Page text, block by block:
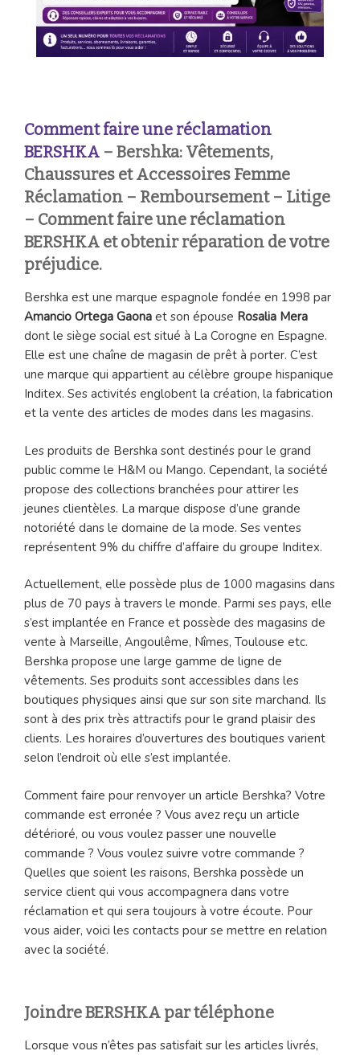
Comment faire une réclamation
BERSHKA – Bershka: Vêtements,
Chaussures et Accessoires Femme
Réclamation – Remboursement – Litige
– Comment faire une réclamation
BERSHKA et obtenir réparation de votre
préjudice.
Bershka est une marque espagnole fondée en 1998 par
Amancio Ortega Gaona et son épouse Rosalia Mera
dont le siège social est situé à La Corogne en Espagne.
Elle est une chaîne de magasin de prêt à porter. C’est
une marque qui appartient au célèbre groupe hispanique
Inditex. Ses activités englobent la création, la fabrication
et la vente des articles de modes dans les magasins.
Les produits de Bershka sont destinés pour le grand
public comme le H&M ou Mango. Cependant, la société
propose des collections branchées pour attirer les
jeunes clientèles. La marque dispose d’une grande
notoriété dans le domaine de la mode. Ses ventes
représentent 9% du chiffre d’affaire du groupe Inditex.
Actuellement, elle possède plus de 1000 magasins dans
plus de 70 pays à travers le monde. Parmi ses pays, elle
s’est implantée en France et possède des magasins de
vente à Marseille, Angoulême, Nîmes, Toulouse etc.
Bershka propose une large gamme de ligne de
vêtements. Ses produits sont accessibles dans les
boutiques physiques ainsi que sur son site marchand. Ils
sont à des prix très attractifs pour le grand plaisir des
clients. Les horaires d’ouvertures des boutiques varient
selon l’endroit où elle s’est implantée.
Comment faire pour renvoyer un article Bershka? Votre
commande est erronée ? Vous avez reçu un article
détérioré, ou vous voulez passer une nouvelle
commande ? Vous voulez suivre votre commande ?
Quelles que soient les raisons, Bershka possède un
service client qui vous accompagnera dans votre
réclamation et qui sera toujours à votre écoute. Pour
vous aider, voici les contacts pour se mettre en relation
avec la société.
Joindre BERSHKA par téléphone
Lorsque vous n’êtes pas satisfait sur les articles livrés,